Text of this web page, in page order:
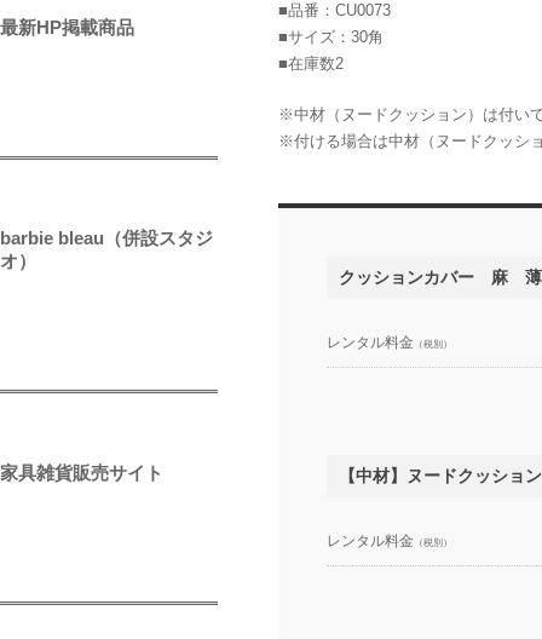
■品番：CU0073
■サイズ：30角
■在庫数2
※中材（ヌードクッション）は付い
※付ける場合は中材（ヌードクッシ
クッションカバー 麻
レンタル料金 （税別）
【中材】ヌードクッショ
レンタル料金 （税別）
最新HP掲載商品
barbie bleau（併設スタジ
オ）
家具雑貨販売サイト